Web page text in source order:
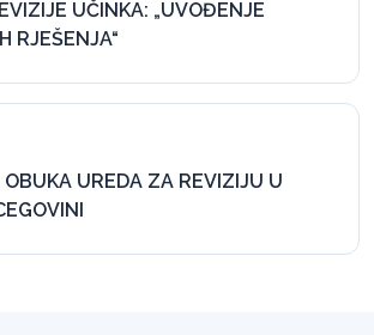
UČINKA: „UVOĐENJE
RJEŠENJA“
UREDA ZA REVIZIJU U